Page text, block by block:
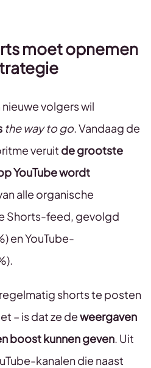
moet opnemen
volgers wil
the way to go. Vandaag de
veruit de grootste
YouTube wordt
alle organische
Shorts-feed, gevolgd
en YouTube-
shorts te posten
– is dat ze deweergaven
boost kunnen geven. Uit
kanalen die naast